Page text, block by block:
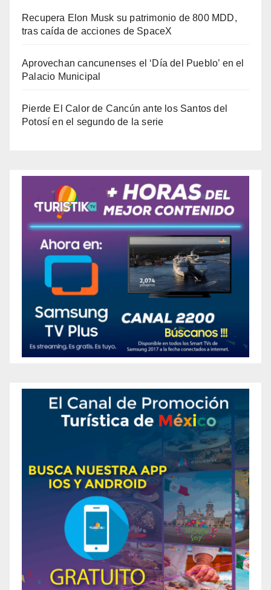
Recupera Elon Musk su patrimonio de 800 MDD,
tras caída de acciones de SpaceX
Aprovechan cancunenses el ‘Día del Pueblo’ en el
Palacio Municipal
Pierde El Calor de Cancún ante los Santos del
Potosí en el segundo de la serie